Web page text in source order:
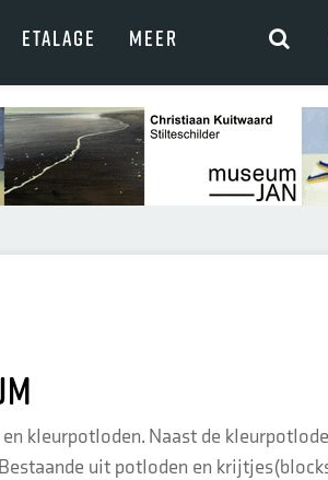
ETALAGE MEER
kleurpotloden. Naast de
uit potloden en